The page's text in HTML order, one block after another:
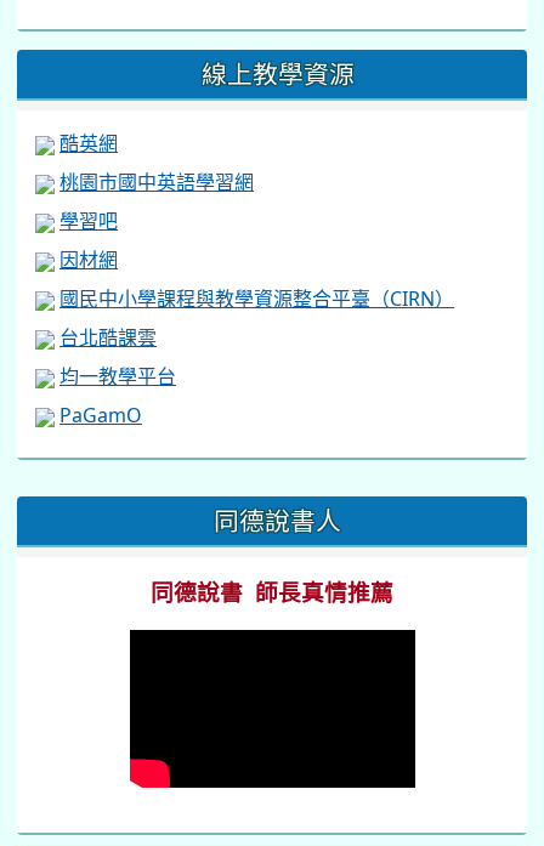
線上教學資源
酷英網
桃園市國中英語學習網
學習吧
因材網
國民中小學課程與教學資源整合平臺（CIRN）
台北酷課雲
均一教學平台
PaGamO
::: 同德說書人
同德說書 師長真情推薦